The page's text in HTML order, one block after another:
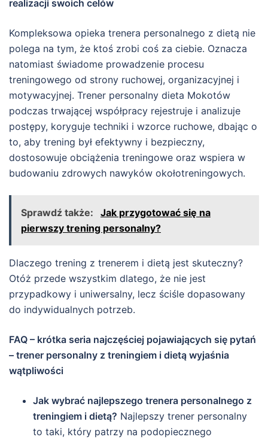
realizacji swoich celów
Kompleksowa opieka trenera personalnego z dietą nie
polega na tym, że ktoś zrobi coś za ciebie. Oznacza
natomiast świadome prowadzenie procesu
treningowego od strony ruchowej, organizacyjnej i
motywacyjnej. Trener personalny dieta Mokotów
podczas trwającej współpracy rejestruje i analizuje
postępy, koryguje techniki i wzorce ruchowe, dbając o
to, aby trening był efektywny i bezpieczny,
dostosowuje obciążenia treningowe oraz wspiera w
budowaniu zdrowych nawyków okołotreningowych.
Sprawdź także:
Jak przygotować się na
pierwszy trening personalny?
Dlaczego trening z trenerem i dietą jest skuteczny?
Otóż przede wszystkim dlatego, że nie jest
przypadkowy i uniwersalny, lecz ściśle dopasowany
do indywidualnych potrzeb.
FAQ – krótka seria najczęściej pojawiających się pytań
– trener personalny z treningiem i dietą wyjaśnia
wątpliwości
Jak wybrać najlepszego trenera personalnego z
treningiem i dietą? Najlepszy trener personalny
to taki, który patrzy na podopiecznego